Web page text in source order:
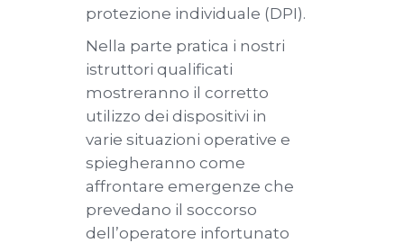
protezione individuale (DPI).
Nella parte pratica i nostri
istruttori qualificati
mostreranno il corretto
utilizzo dei dispositivi in
varie situazioni operative e
spiegheranno come
affrontare emergenze che
prevedano il soccorso
dell’operatore infortunato